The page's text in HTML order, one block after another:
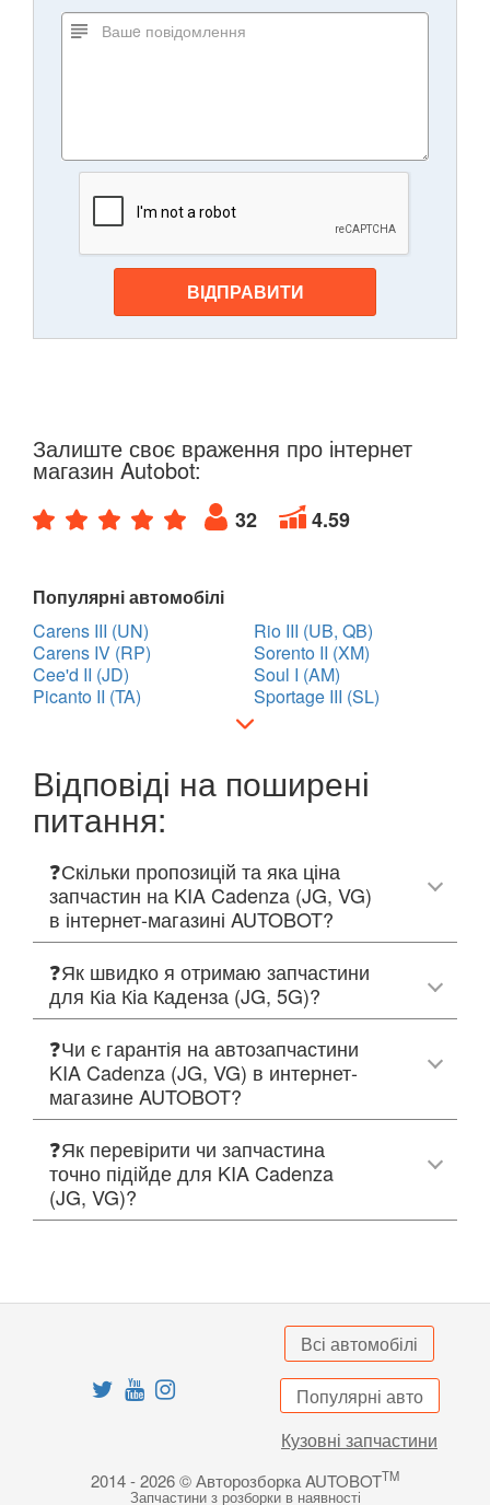
ВІДПРАВИТИ
Залиште своє враження про інтернет
магазин Autobot:
32 4.59
Популярні автомобілі
Carens III (UN)
Carens IV (RP)
Cee'd II (JD)
Picanto II (TA)
Rio III (UB, QB)
Sorento II (XM)
Soul I (AM)
Sportage III (SL)
Відповіді на поширені
питання:
❓Скільки пропозицій та яка ціна
запчастин на KIA Cadenza (JG, VG)
в інтернет-магазині AUTOBOT?
❓Як швидко я отримаю запчастини
для Кіа Кіа Каденза (JG, 5G)?
❓Чи є гарантія на автозапчастини
KIA Cadenza (JG, VG) в интернет-
магазине AUTOBOT?
❓Як перевірити чи запчастина
точно підійде для KIA Cadenza
(JG, VG)?
Всі автомобілі
Популярні авто
Кузовні запчастини
2014 - 2026 © Авторозборка AUTOBOTTM
Запчастини з розборки в наявності